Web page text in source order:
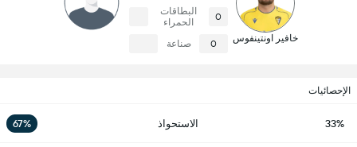
خافير اونتينفوس
0
البطاقات
الحمراء
0
صناعة
الإحصائيات
33% الاستحواذ 67%